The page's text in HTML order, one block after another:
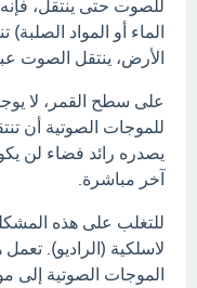
للصوت حتى ينتقل،
الماء أو المواد
الأرض، ينتقل الصوت
على سطح القمر، لا
للموجات الصوتية أن
يصدره رائد فضاء لن
آخر مباشرة.
للتغلب على هذه
لاسلكية (الراديو).
الموجات الصوتية إلى